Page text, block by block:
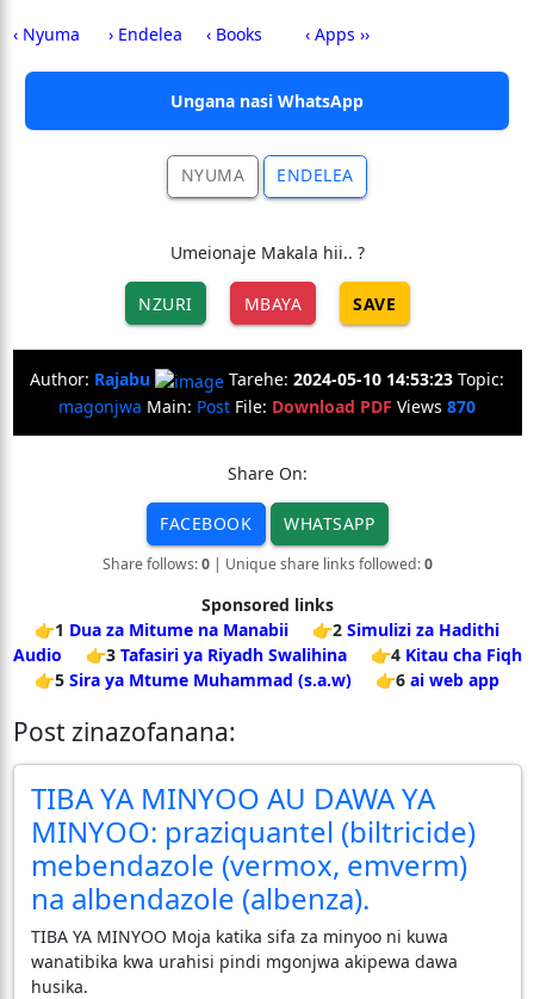
‹ Nyuma › Endelea ‹ Books ‹ Apps ››
Ungana nasi WhatsApp
NYUMA ENDELEA
Umeionaje Makala hii.. ?
NZURI MBAYA SAVE
Author: Rajabu Tarehe: 2024-05-10 14:53:23 Topic:
magonjwa Main: Post File: Download PDF Views 870
Share On:
FACEBOOK WHATSAPP
Share follows:0| Unique share links followed:0
Sponsored links
👉1 Dua za Mitume na Manabii 👉2 Simulizi za Hadithi
Audio
👉3 Tafasiri ya Riyadh Swalihina 👉4 Kitau cha Fiqh
👉5 Sira ya Mtume Muhammad (s.a.w) 👉6 ai web app
Post zinazofanana:
TIBA YA MINYOO AU DAWA YA
MINYOO: praziquantel (biltricide)
mebendazole (vermox, emverm)
na albendazole (albenza).
TIBA YA MINYOO Moja katika sifa za minyoo ni kuwa
wanatibika kwa urahisi pindi mgonjwa akipewa dawa
husika.